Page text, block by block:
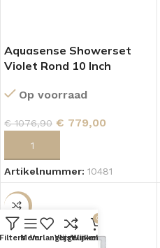
Aquasense Showerset
Violet Rond 10 Inch
Op voorraad
€1076,90 € 779,00
Artikelnummer: 10481
SALE
FiltersMenuVerlanglijstVergelijken
0
Winkelwagen